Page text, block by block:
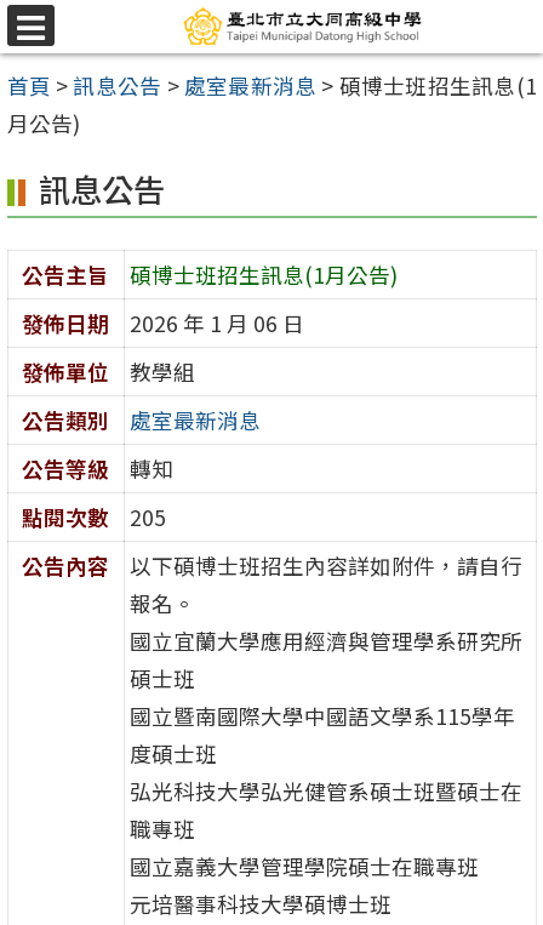
跳
至
主
要
容
區
選
單
首頁 >訊息公告 > 處室最新消息 > 碩博士班招生訊息(1
月公告)
訊息公告
公告主旨
碩博士班招生訊息(1月公告)
發佈日期
2026 年 1 月 06 日
發佈單位
教學組
公告類別
處室最新消息
公告等級
轉知
點閱次數
205
公告內容
以下碩博士班招生內容詳如附件，請自行
報名。
國立宜蘭大學應用經濟與管理學系研究所
碩士班
國立暨南國際大學中國語文學系115學年
度碩士班
弘光科技大學弘光健管系碩士班暨碩士在
職專班
國立嘉義大學管理學院碩士在職專班
元培醫事科技大學碩博士班